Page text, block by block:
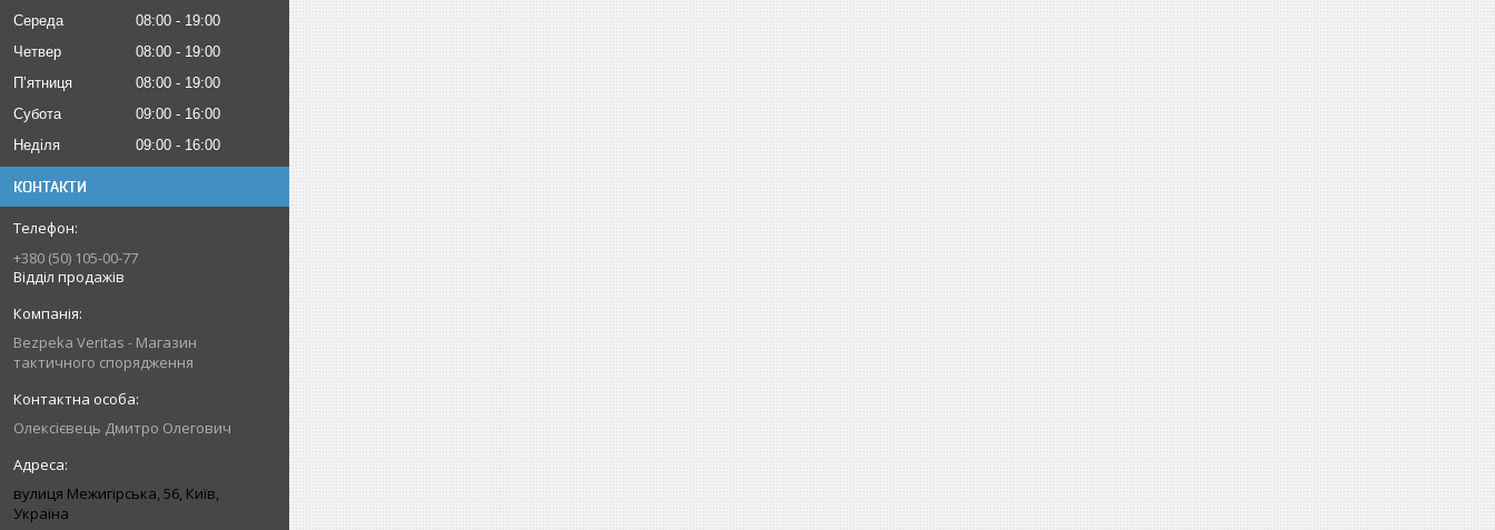
Середа
08:00
19:00
Четвер
08:00
19:00
Пʼятниця
08:00
19:00
Субота
09:00
16:00
Неділя
09:00 16:00
КОНТАКТИ
+380 (50) 105-00-77
Відділ продажів
Bezpeka Veritas - Магазин
тактичного спорядження
Олексієвець Дмитро Олегович
вулиця Межигірська, 56, Київ,
Україна